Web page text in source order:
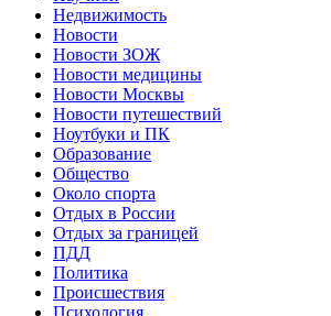
Недвижимость
Новости
Новости ЗОЖ
Новости медицины
Новости Москвы
Новости путешествий
Ноутбуки и ПК
Образование
Общество
Около спорта
Отдых в России
Отдых за границей
ПДД
Политика
Происшествия
Психология